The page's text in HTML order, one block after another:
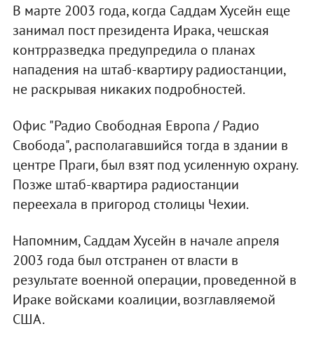
В марте 2003 года, когда Саддам Хусейн еще
занимал пост президента Ирака, чешская
контрразведка предупредила о планах
нападения на штаб-квартиру радиостанции,
не раскрывая никаких подробностей.
Офис "Радио Свободная Европа / Радио
Свобода", располагавшийся тогда в здании в
центре Праги, был взят под усиленную охрану.
Позже штаб-квартира радиостанции
переехала в пригород столицы Чехии.
Напомним, Саддам Хусейн в начале апреля
2003 года был отстранен от власти в
результате военной операции, проведенной в
Ираке войсками коалиции, возглавляемой
США.